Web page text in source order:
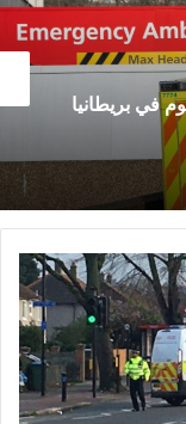
بفيروس كورونا